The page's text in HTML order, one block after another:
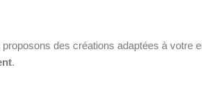
des créations adaptées à votre
.